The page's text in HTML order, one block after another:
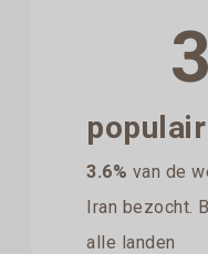
3.6% van de
Iran bezocht.
alle landen